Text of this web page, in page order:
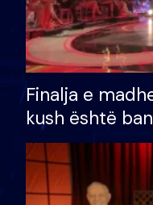
Finalja e
kush është
shtëpinë dhe
të fituar